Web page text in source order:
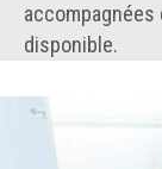
disponible.